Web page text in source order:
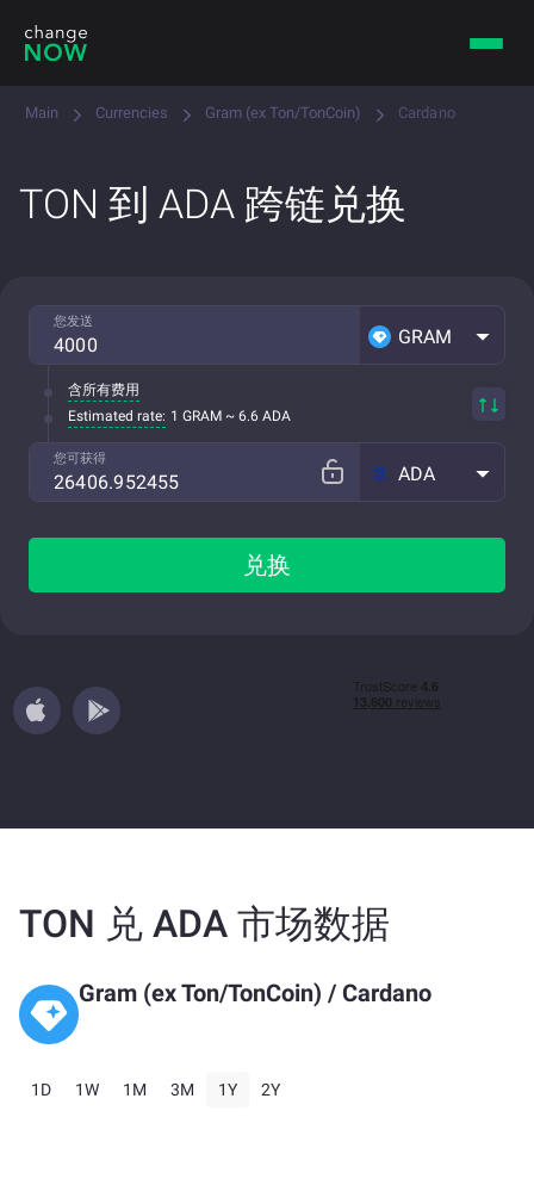
Main Currencies Gram (ex Ton/TonCoin) Cardano
TON 到 ADA 跨链兑换
您发送
GRAM
含所有费用
Estimated rate: 1 GRAM ~ 6.6 ADA
您可获得
ADA
兑换
TON 兑 ADA 市场数据
Gram (ex Ton/TonCoin) / Cardano
1D 1W 1M 3M 1Y 2Y